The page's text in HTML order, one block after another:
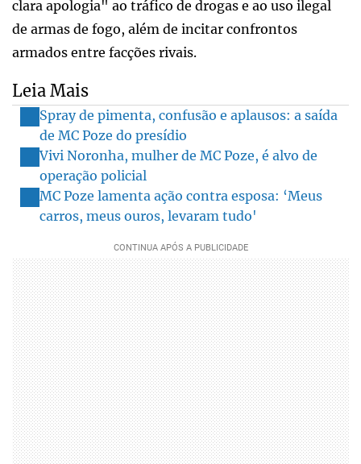
clara apologia" ao tráfico de drogas e ao uso ilegal
de armas de fogo, além de incitar confrontos
armados entre facções rivais.
Leia Mais
Spray de pimenta, confusão e aplausos: a saída
de MC Poze do presídio
Vivi Noronha, mulher de MC Poze, é alvo de
operação policial
MC Poze lamenta ação contra esposa: ‘Meus
carros, meus ouros, levaram tudo'